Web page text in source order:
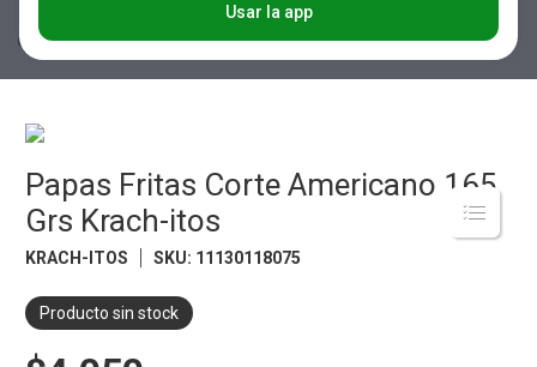
Usar la app
Papas Fritas
Papas Fritas Corte Americano 165
Grs Krach-itos
Papas Fritas Corte Americano 165
Grs Krach-itos
KRACH-ITOS SKU: 11130118075
Producto sin stock
.
Cerveza
Galletitas
Yerba
Fideos
Juguetes